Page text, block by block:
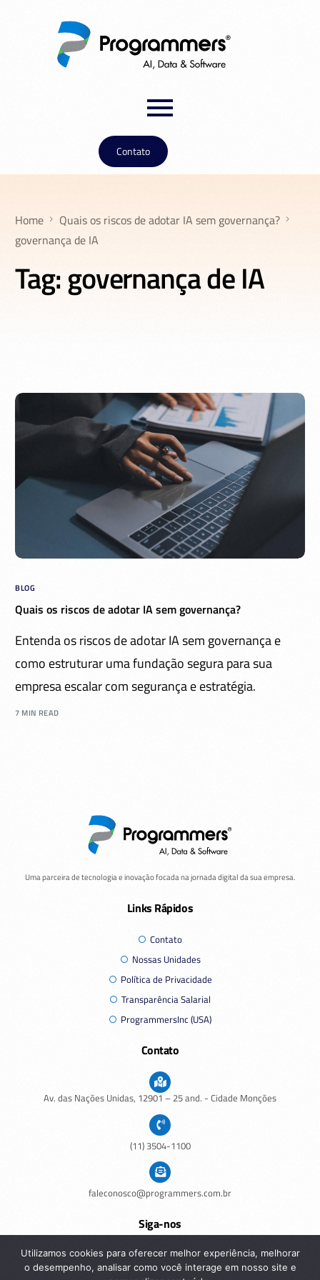
Contato
Home
Quais os riscos de adotar IA sem governança?
governança de IA
Tag:governança de IA
BLOG
Quais os riscos de adotar IA sem governança?
Entenda os riscos de adotar IA sem governança e
como estruturar uma fundação segura para sua
empresa escalar com segurança e estratégia.
7 MIN READ
Uma parceira de tecnologia e inovação focada na jornada digital da sua empresa.
Links Rápidos
Contato
Nossas Unidades
Política de Privacidade
Transparência Salarial
ProgrammersInc (USA)
Contato
Av. das Nações Unidas, 12901– 25 and. - Cidade Monções
(11) 3504-1100
faleconosco@programmers.com.br
Siga-nos
Utilizamos cookies para oferecer melhor experiência, melhorar
o desempenho, analisar como você interage em nosso site e